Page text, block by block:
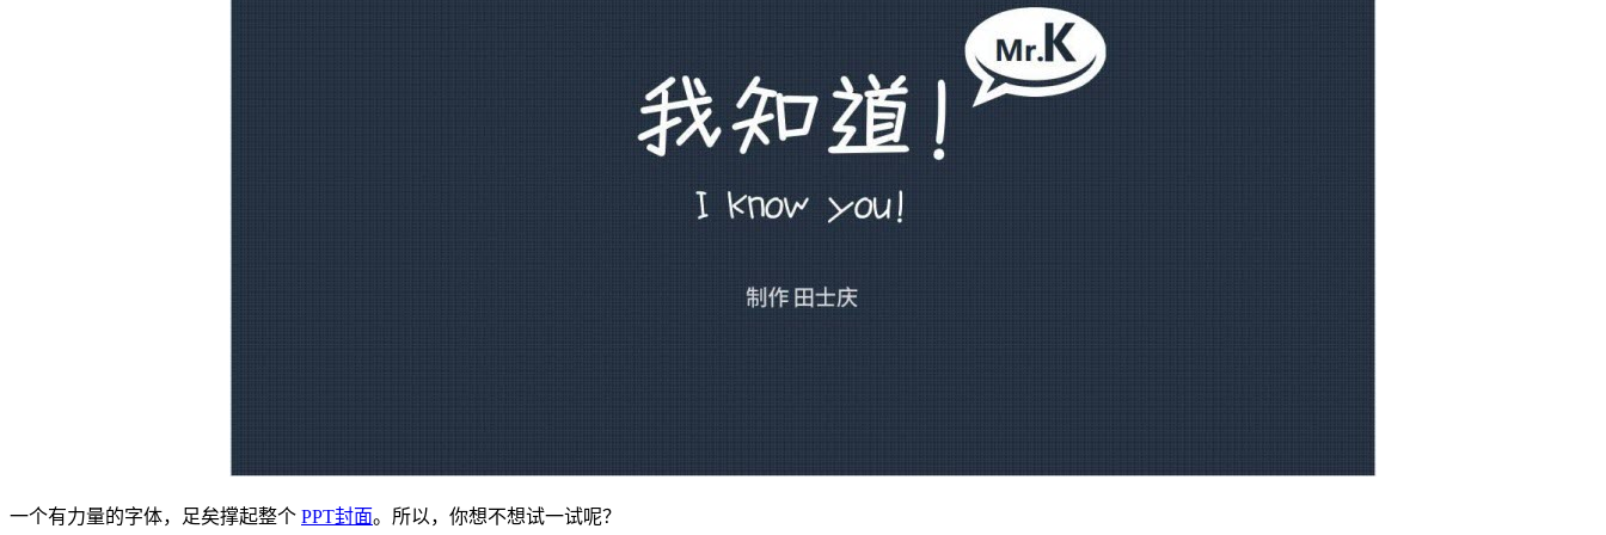
一个有力量的字体，足矣撑起整个 PPT封面。所以，你想不想试一试呢？